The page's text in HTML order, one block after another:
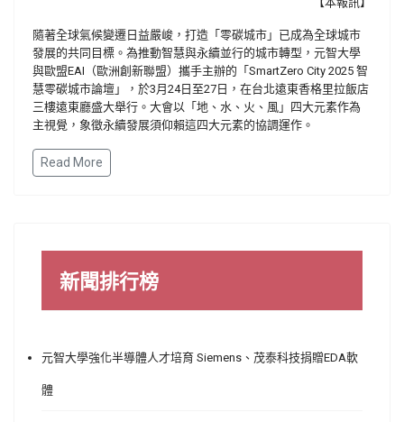
隨著全球氣候變遷日益嚴峻，打造「零碳城市」已成為全球城市
發展的共同目標。為推動智慧與永續並行的城市轉型，元智大學
與歐盟EAI（歐洲創新聯盟）攜手主辦的「SmartZero City 2025 智
慧零碳城市論壇」，於3月24日至27日，在台北遠東香格里拉飯店
三樓遠東廳盛大舉行。大會以「地、水、火、風」四大元素作為
主視覺，象徵永續發展須仰賴這四大元素的協調運作。
Read More
新聞排行榜
元智大學強化半導體人才培育 Siemens、茂泰科技捐贈EDA軟
體